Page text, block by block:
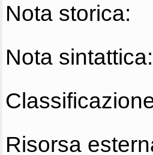
Nota storica:
Nota sintattica:
Risorsa